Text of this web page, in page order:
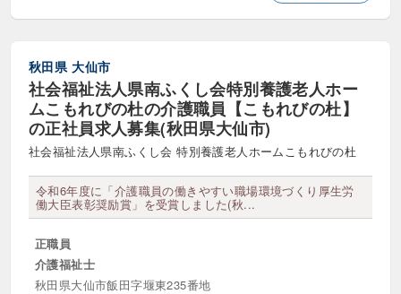
医療ソーシャルワーカー 子ども家庭支援員
生活支援員
生活相談員・ソーシャルワーカー
相談支援専門員 看護・看護助手
福祉用具専門相談員
訪問介護員・ヘルパー
秋田県 大仙市
社会福祉法人県南ふくし会特別養護老人ホー
ムこもれびの杜の介護職員【こもれびの杜】
の正社員求人募集(秋田県大仙市)
社会福祉法人県南ふくし会 特別養護老人ホームこもれびの杜
令和6年度に「介護職員の働きやすい職場環境づくり厚生労
働大臣表彰奨励賞」を受賞しました(秋...
正職員
介護福祉士
秋田県大仙市飯田字堰東235番地